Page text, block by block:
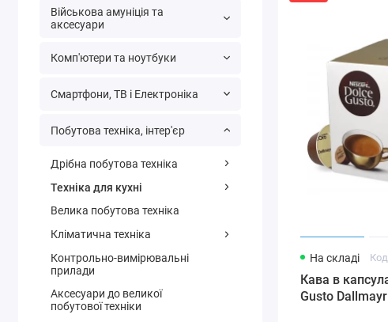
Військова амуніція та
аксесуари
Комп'ютери та ноутбуки
Смартфони, ТВ і Електроніка
Побутова техніка, інтер'єр
Дрібна побутова техніка
Техніка для кухні
Велика побутова техніка
Кліматична техніка
Контрольно-вимірювальні
прилади
Аксесуари до великої
побутової техніки
На складі
Кава в
Gusto